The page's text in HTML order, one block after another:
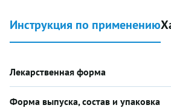
Инструкция по применению
Лекарственная форма
Форма выпуска, состав и упаковка